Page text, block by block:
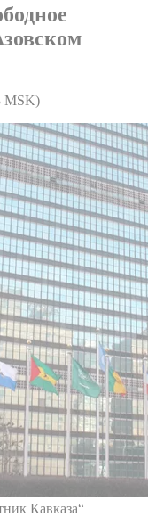
MSK)
Кавказа“